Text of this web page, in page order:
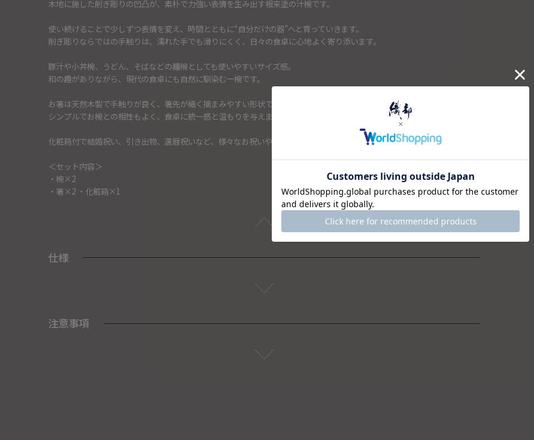
木地に施した削ぎ彫りの凹凸が、素朴で力強い表情を生み出す根来塗の汁椀です。
使い続けることで少しずつ表情を変え、時間とともに“自分だけの器”へと育っていきます。
削ぎ彫りならではの手触りは、濡れた手でも滑りにくく、日々の食卓に心地よく寄り添います。
豚汁や小丼椀、うどん、そばなどの麺椀としても使いやすいサイズ感。
和の趣がありながら、現代の食卓にも自然に馴染む一椀です。
お箸は天然木製で手触りが良く、箸先が細く摘まみやすい形状です。
シンプルでお椀との相性もよく、食卓に統一感と温もりを与えます。
化粧箱付で結婚祝い、引き出物、還暦祝いなど、様々なお祝いや内祝いの贈り物としておすすめです。
＜セット内容＞
・椀×2
・箸×2 ・化粧箱×1
仕様
注意事項